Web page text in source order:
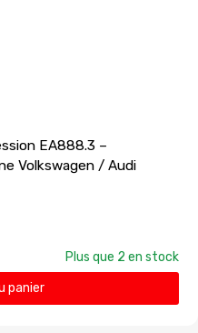
EA888.3 –
Volkswagen / Audi
Plus que 2 en stock
panier